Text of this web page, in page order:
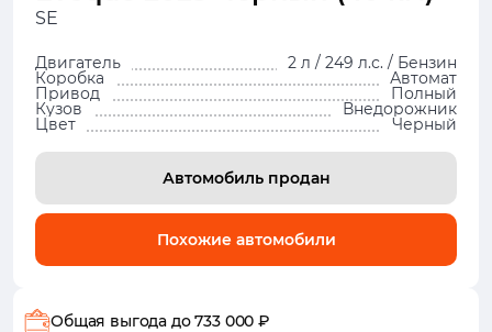
SE
Двигатель 2 л / 249 л.с. / Бензин
Коробка Автомат
Привод Полный
Кузов Внедорожник
Цвет Черный
Автомобиль продан
Похожие автомобили
Общая выгода до 733 000 ₽